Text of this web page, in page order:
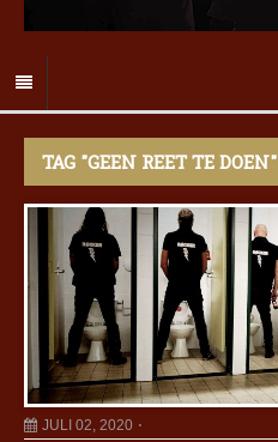
TAG "GEEN REET TE DOEN"
JULI 02, 2020